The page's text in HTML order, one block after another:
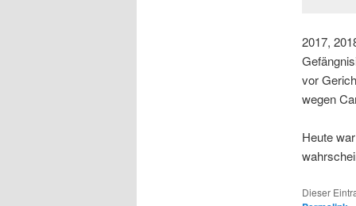
2017,
vor
wegen
Heute
Dieser